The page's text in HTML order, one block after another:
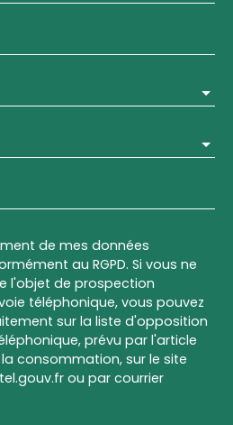
de mes données
au RGPD. Si vous ne
l'objet de prospection
téléphonique, vous pouvez
sur la liste d'opposition
prévu par l'article
la consommation, sur le site
ou par courrier